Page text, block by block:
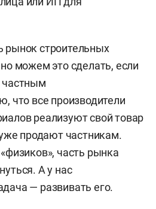
строительных
можем это сделать, если
частным
что все производители
реализуют свой товар
продают частникам.
часть рынка
А у нас
— развивать его.